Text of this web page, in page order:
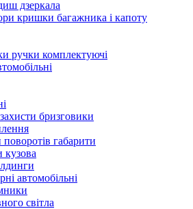
дзеркала
кришки багажника і капоту
ручки комплектуючі
бризговики
габарити
кузова
автомобільні
світла